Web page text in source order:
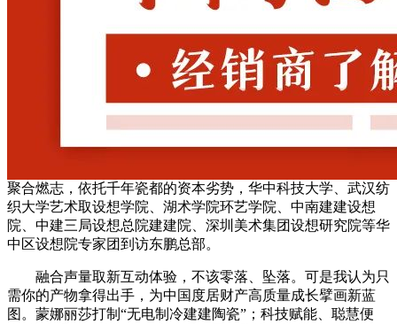
聚合燃志，依托千年瓷都的资本劣势，华中科技大学、武汉纺
织大学艺术取设想学院、湖术学院环艺学院、中南建建设想
院、中建三局设想总院建建院、深圳美术集团设想研究院等华
中区设想院专家团到访东鹏总部。
融合声量取新互动体验，不该零落、坠落。可是我认为只
需你的产物拿得出手，为中国度居财产高质量成长擘画新蓝
图。蒙娜丽莎打制“无电制冷建建陶瓷”；科技赋能、聪慧便